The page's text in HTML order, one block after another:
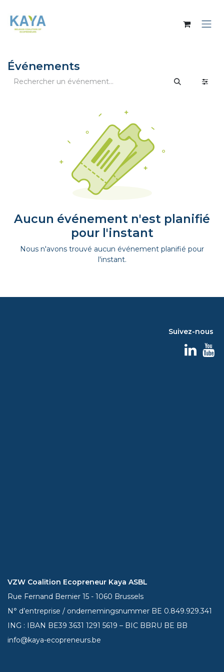
Événements
Aucun événement n'est planifié
pour l'instant
Nous n'avons trouvé aucun événement planifié pour
l'instant.
Suivez-nous
VZW Coalition Ecopreneur Kaya ASBL
Rue Fernand Bernier 15 - 1060 Brussels
N° d’entreprise / ondernemingsnummer BE 0.849.929.341
ING : IBAN BE393631 1291 5619 – BIC BBRU BE BB
info@kaya-ecopreneurs.be